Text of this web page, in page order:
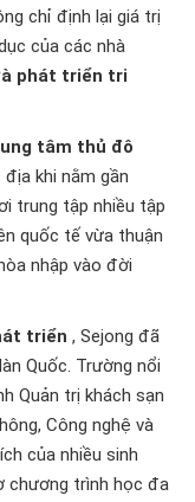
chỉ định lại giá trị
của các nhà
phát triển tri
tâm thủ đô
khi nằm gần
trung tập nhiều tập
quốc tế vừa thuận
nhập vào đời
triển , Sejong đã
Quốc. Trường nổi
Quản trị khách sạn
Công nghệ và
của nhiều sinh
chương trình học đa